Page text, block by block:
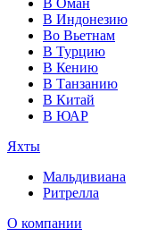
В Оман
В Индонезию
Во Вьетнам
В Турцию
В Кению
В Танзанию
В Китай
В ЮАР
Яхты
Мальдивиана
Ритрелла
О компании